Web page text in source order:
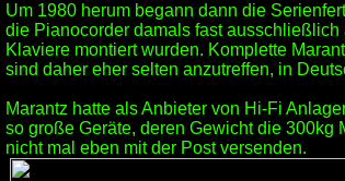
Um 1980 herum begann dann die
die Pianocorder damals fast
Klaviere montiert wurden. Komplette
sind daher eher selten anzutreffen, in
Marantz hatte als Anbieter von Hi-Fi
so große Geräte, deren Gewicht die 300kg
nicht mal eben mit der Post versenden.